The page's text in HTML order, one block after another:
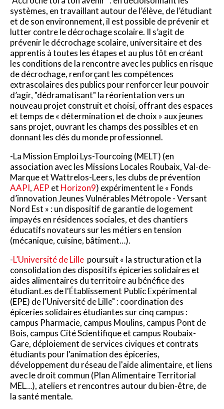
systèmes, en travaillant autour de l’élève, de l’étudiant
et de son environnement, il est possible de prévenir et
lutter contre le décrochage scolaire. Il s’agit de
prévenir le décrochage scolaire, universitaire et des
apprentis à toutes les étapes et au plus tôt en créant
les conditions de la rencontre avec les publics en risque
de décrochage, renforçant les compétences
extrascolaires des publics pour renforcer leur pouvoir
d’agir, "dédramatisant" la réorientation vers un
nouveau projet construit et choisi, offrant des espaces
et temps de « détermination et de choix » aux jeunes
sans projet, ouvrant les champs des possibles et en
donnant les clés du monde professionnel.
-La Mission Emploi Lys-Tourcoing (MELT) (en
association avec les Missions Locales Roubaix, Val-de-
Marque et Wattrelos-Leers, les clubs de prévention
AAPI,AEP et Horizon9) expérimentent le « Fonds
d’innovation Jeunes Vulnérables Métropole - Versant
Nord Est » : un dispositif de garantie de logement
impayés en résidences sociales, et des chantiers
éducatifs novateurs sur les métiers en tension
(mécanique, cuisine, bâtiment…).
-L’Université de Lille poursuit « la structuration et la
consolidation des dispositifs épiceries solidaires et
aides alimentaires du territoire au bénéfice des
étudiant.es de l'Établissement Public Expérimental
(EPE) de l'Université de Lille" : coordination des
épiceries solidaires étudiantes sur cinq campus :
campus Pharmacie, campus Moulins, campus Pont de
Bois, campus Cité Scientifique et campus Roubaix-
Gare, déploiement de services civiques et contrats
étudiants pour l'animation des épiceries,
développement du réseau de l'aide alimentaire, et liens
avec le droit commun (Plan Alimentaire Territorial
MEL…), ateliers et rencontres autour du bien-être, de
la santé mentale.